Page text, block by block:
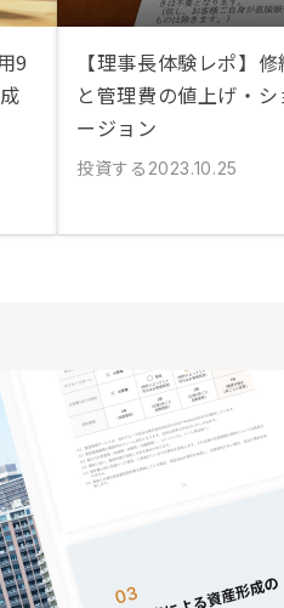
9
【理事長体験レポ】
と管理費の値上げ・
ージョン
投資する 2023.10.25